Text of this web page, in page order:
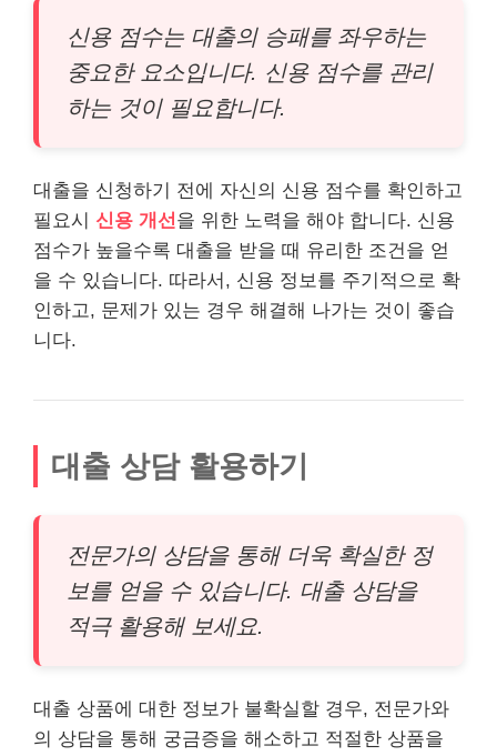
신용 점수는 대출의 승패를 좌우하는
중요한 요소입니다. 신용 점수를 관리
하는 것이 필요합니다.
대출을 신청하기 전에 자신의 신용 점수를 확인하고
필요시 신용 개선 을 위한 노력을 해야 합니다. 신용
점수가 높을수록 대출을 받을 때 유리한 조건을 얻
을 수 있습니다. 따라서, 신용 정보를 주기적으로 확
인하고, 문제가 있는 경우 해결해 나가는 것이 좋습
니다.
대출 상담 활용하기
전문가의 상담을 통해 더욱 확실한 정
보를 얻을 수 있습니다. 대출 상담을
적극 활용해 보세요.
대출 상품에 대한 정보가 불확실할 경우, 전문가와
의 상담을 통해 궁금증을 해소하고 적절한 상품을